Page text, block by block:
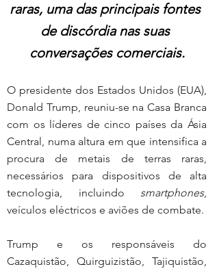
raras, uma das principais fontes
de discórdia nas suas
conversações comerciais.
O presidente dos Estados Unidos (EUA),
Donald Trump, reuniu-se na Casa Branca
com os líderes de cinco países da Ásia
Central, numa altura em que intensifica a
procura de metais de terras raras,
necessários para dispositivos de alta
tecnologia, incluindo smartphones,
veículos eléctricos e aviões de combate.
Trump e os responsáveis do
Cazaquistão, Quirguizistão, Tajiquistão,